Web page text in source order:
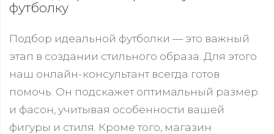
футболку
Подбор идеальной футболки — это важный
этап в создании стильного образа. Для этого
наш онлайн-консультант всегда готов
помочь. Он подскажет оптимальный размер
и фасон, учитывая особенности вашей
фигуры и стиля. Кроме того, магазин